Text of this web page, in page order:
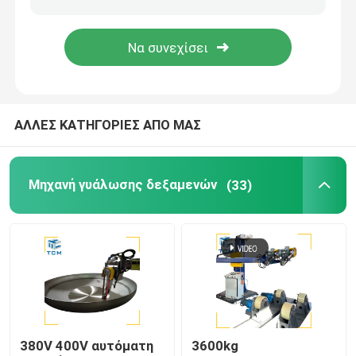
Μηχανή γυαλισμού τερματικών πιάτων
Μηχανή γυάλωσης σύρματος
Γυαλίζοντας μηχανή φύλλων
Μηχανή αυτόματης λαξεύσεως από χάλυβα με
Επεξεργαστής συγκόλλησης
ΑΛΛΕΣ ΚΑΤΗΓΟΡΙΕΣ ΑΠΟ ΜΑΣ
Μηχανή γυάλωσης δεξαμενών (33)
380V 400V αυτόματη
3600kg